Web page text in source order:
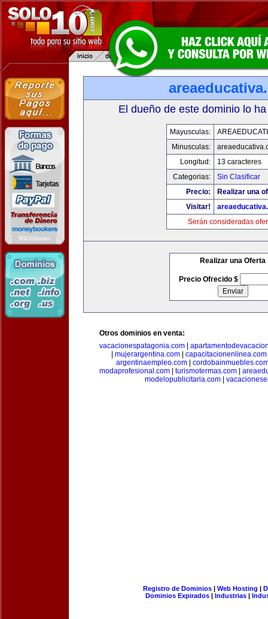
El dueño de este dominio lo
Mayusculas:
Minusculas:
Longitud:
13 caracteres
Categorias:
Sin Clasificar
Precio:
Realizar una
Visitar!
Serán consideradas
Realizar una Oferta
Precio Ofrecido $
Otros dominios en venta:
vacacionespatagonia.com
mujerargentina.com| capacitacionenlinea.com
argentinaempleo.com|
modaprofesional.com
turismotermas.com
modelopublicitaria.com
Registro de Dominios| Web Hosting |
Dominios Expirados | Industrias |